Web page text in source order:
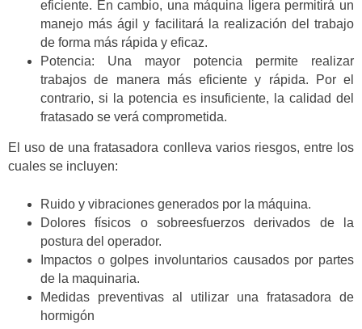
eficiente. En cambio, una máquina ligera permitirá un
manejo más ágil y facilitará la realización del trabajo
de forma más rápida y eficaz.
Potencia: Una mayor potencia permite realizar
trabajos de manera más eficiente y rápida. Por el
contrario, si la potencia es insuficiente, la calidad del
fratasado se verá comprometida.
El uso de una fratasadora conlleva varios riesgos, entre los
cuales se incluyen:
Ruido y vibraciones generados por la máquina.
Dolores físicos o sobreesfuerzos derivados de la
postura del operador.
Impactos o golpes involuntarios causados por partes
de la maquinaria.
Medidas preventivas al utilizar una fratasadora de
hormigón